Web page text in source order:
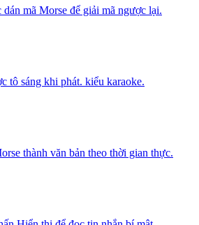
mã Morse để giải mã ngược lại.
tô sáng khi phát. kiểu karaoke.
thành văn bản theo thời gian thực.